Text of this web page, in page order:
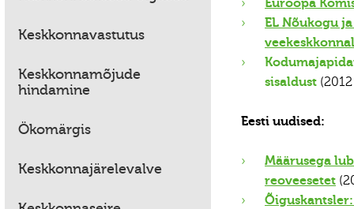
Keskkonnavastutus
Keskkonnamõjude
hindamine
Ökomärgis
Keskkonnajärelevalve
Euroopa
EL Nõukogu
sisaldust
Eesti uudised:
Määrusega
reoveesetet